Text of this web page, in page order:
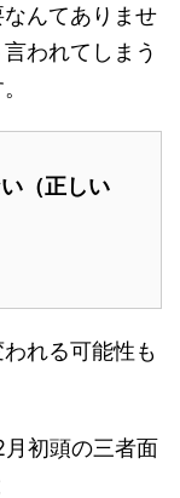
んてありませ
われてしまう
（正しい
れる可能性も
初頭の三者面